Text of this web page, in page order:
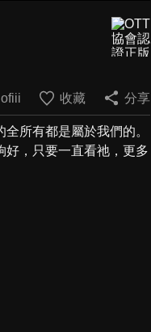
收藏 分享
所有都是屬於我們的。
好，只要一直看祂，更多